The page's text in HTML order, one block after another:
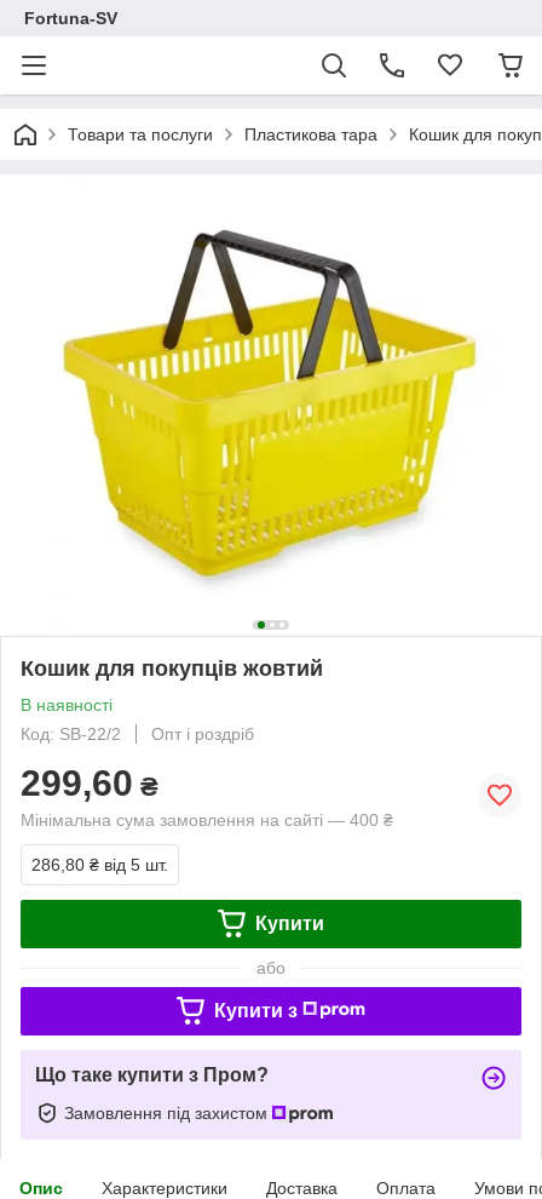
Fortuna-SV
Товари та послуги Пластикова тара Кошик для
Кошик для покупців жовтий
В наявності
Код: SB-22/2
Опт і роздріб
299,60 ₴
Мінімальна сума замовлення на сайті — 400 ₴
286,80 ₴ від 5 шт.
Купити
або
Купити з
Що таке купити з Пром?
Замовлення під захистом
Опис Характеристики Доставка Оплата Умови